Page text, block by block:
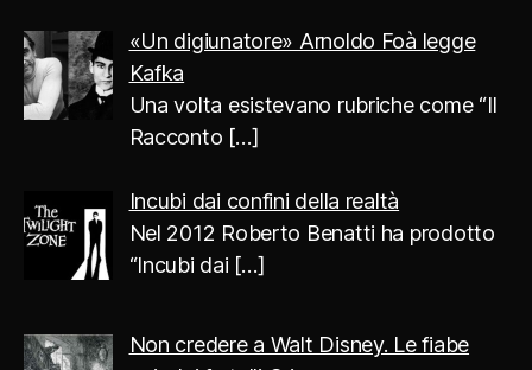
«Un digiunatore» Arnoldo Foà legge
Kafka
Una volta esistevano rubriche come “Il
Racconto […]
Incubi dai confini della realtà
Nel 2012 Roberto Benatti ha prodotto
“Incubi dai […]
Non credere a Walt Disney. Le fiabe